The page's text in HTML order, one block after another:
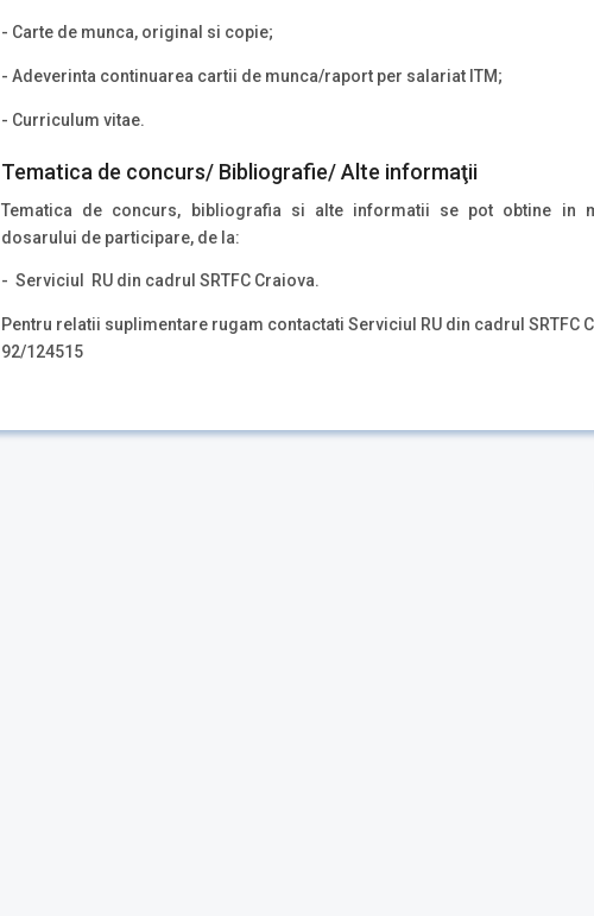
- Carte de munca, original si copie;
- Adeverinta continuarea cartii de munca/raport per salariat ITM;
- Curriculum vitae.
Tematica de concurs/ Bibliografie/ Alte informaţii
Tematica de concurs, bibliografia si alte informatii se pot obtine in
dosarului de participare, de la:
- Serviciul RU din cadrul SRTFC Craiova.
Pentru relatii suplimentare rugam contactati Serviciul RU din cadrul SRTFC
92/124515